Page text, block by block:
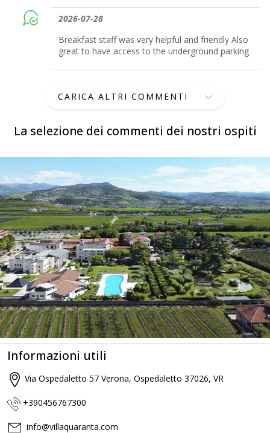
La selezione dei commenti dei nostri ospiti
2026-07-28
Breakfast staff was very helpful and friendly Also
great to have access to the underground parking
CARICA ALTRI COMMENTI
Informazioni utili
Via Ospedaletto 57 Verona, Ospedaletto 37026, VR
+390456767300
info@villaquaranta.com